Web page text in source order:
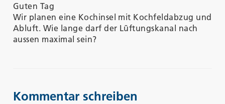
Guten Tag
Wir planen eine Kochinsel mit Kochfeldabzug und
Abluft. Wie lange darf der Lüftungskanal nach
aussen maximal sein?
Kommentar schreiben